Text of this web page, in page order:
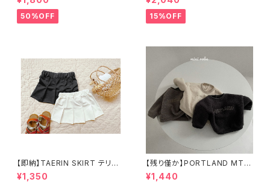
50%OFF 15%OFF
【即納】TAERIN SKIRT テリン
スカート スイムウェア
¥1,350
【残り僅か】PORTLAND MTM
(BABY) フリーススウェット
¥1,440